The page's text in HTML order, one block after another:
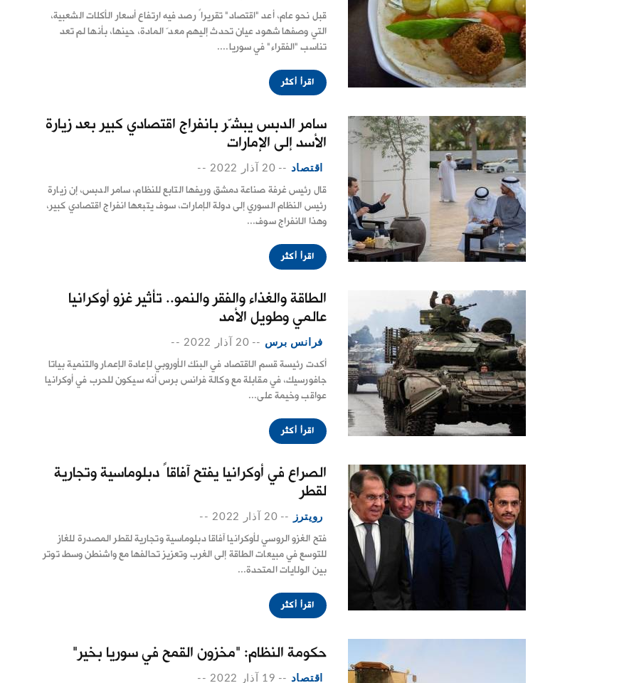
قبل نحو عام، أعد "اقتصاد" تقريراً رصد فيه ارتفاع أسعار الأكلات الشعبية،
التي وصفها شهود عيان تحدث إليهم معدّ المادة، حينها، بأنها لم تعد
تناسب "الفقراء" في سوريا....
اقرأ أكثر
سامر الدبس يبشّر بانفراج اقتصادي كبير بعد زيارة
الأسد إلى الإمارات
اقتصاد -- 20 آذار 2022 --
قال رئيس غرفة صناعة دمشق وريفها التابع للنظام، سامر الدبس، إن زيارة
رئيس النظام السوري إلى دولة الإمارات، سوف يتبعها انفراج اقتصادي كبير،
وهذا الانفراج سوف...
اقرأ أكثر
الطاقة والغذاء والفقر والنمو.. تأثير غزو أوكرانيا
عالمي وطويل الأمد
فرانس برس -- 20 آذار 2022 --
أكدت رئيسة قسم الاقتصاد في البنك الأوروبي لإعادة الإعمار والتنمية بياتا
جافورسيك، في مقابلة مع وكالة فرانس برس أنه سيكون للحرب في أوكرانيا
عواقب وخيمة على...
اقرأ أكثر
الصراع في أوكرانيا يفتح آفاقاً دبلوماسية وتجارية
لقطر
رويترز -- 20 آذار 2022 --
فتح الغزو الروسي لأوكرانيا آفاقا دبلوماسية وتجارية لقطر المصدرة للغاز
للتوسع في مبيعات الطاقة إلى الغرب وتعزيز تحالفها مع واشنطن وسط توتر
بين الولايات المتحدة...
اقرأ أكثر
حكومة النظام: "مخزون القمح في سوريا بخير"
اقتصاد -- 19 آذار 2022 --